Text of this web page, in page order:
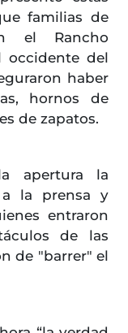
familias de
el Rancho
occidente del
haber
hornos de
de zapatos.
apertura la
a la prensa y
entraron
de las
de "barrer" el